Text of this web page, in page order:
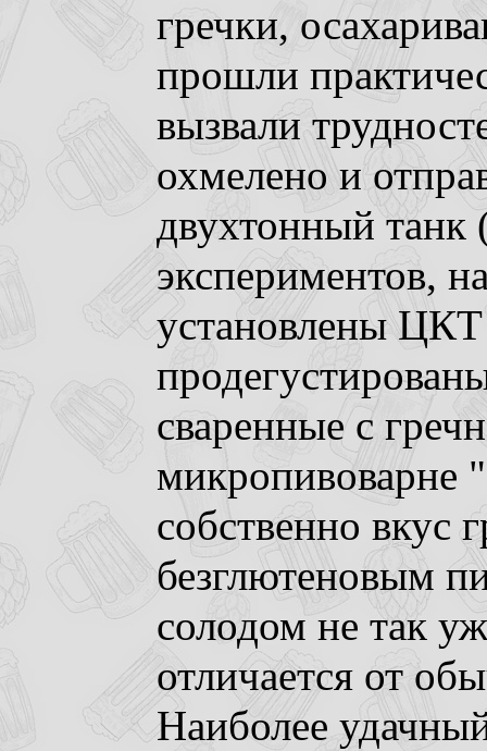
гречки,
прошли
вызвали
охмелено и
двухтонный танк
экспериментов,
установлены
сваренные с
микропивоварне
собственно вкус
безглютеновым
солодом не так
отличается от
Наиболее